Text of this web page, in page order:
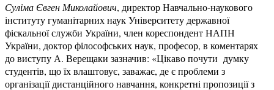
Суліма Євген Миколайович, директор Навчально-наукового
інституту гуманітарних наук Університету державної
фіскальної служби України, член кореспондент НАПН
України, доктор філософських наук, професор, в коментарях
до виступу А. Верещаки зазначив: «Цікаво почути думку
студентів, що їх влаштовує, заважає, де є проблеми з
організації дистанційного навчання, конкретні пропозиції з